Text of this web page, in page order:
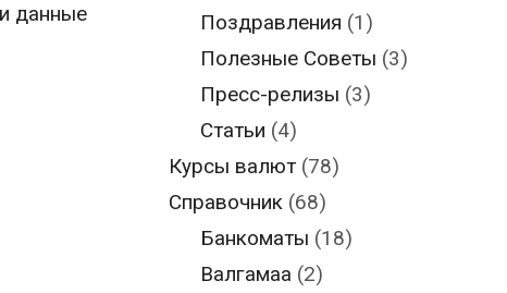
данные
Поздравления (1)
Полезные Советы (3)
Пресс-релизы (3)
Статьи (4)
Курсы валют (78)
Справочник (68)
Банкоматы (18)
Валгамаа (2)